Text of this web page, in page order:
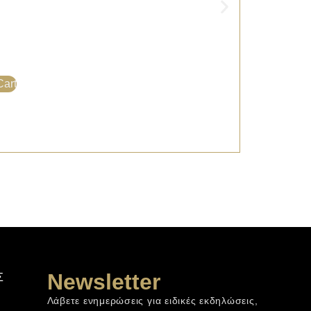
Newsletter
Λάβετε ενημερώσεις για ειδικές εκδηλώσεις,